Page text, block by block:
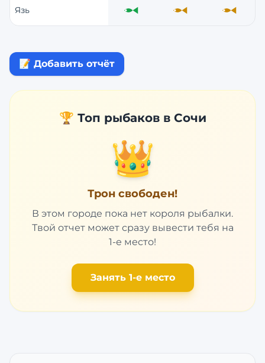
Язь Отлично Средне Средне
📝 Добавить отчёт
🏆 Топ рыбаков в Сочи
👑
Трон свободен!
В этом городе пока нет короля рыбалки.
Твой отчет может сразу вывести тебя на
1-е место!
Занять 1-е место